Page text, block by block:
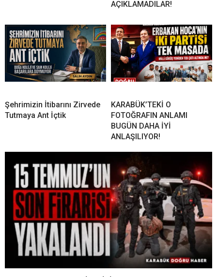
AÇIKLAMADILAR!
Şehrimizin İtibarını Zirvede
Tutmaya Ant İçtik
KARABÜK’TEKİ O
FOTOĞRAFIN ANLAMI
BUGÜN DAHA İYİ
ANLAŞILIYOR!